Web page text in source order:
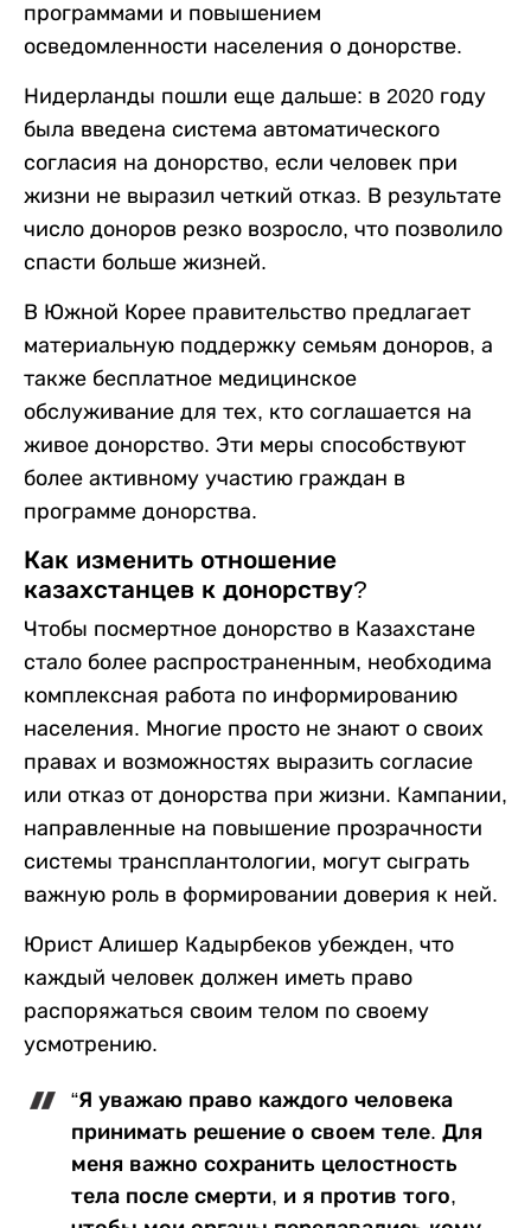
программами и повышением
осведомленности населения о донорстве.
Нидерланды пошли еще дальше: в 2020 году
была введена система автоматического
согласия на донорство, если человек при
жизни не выразил четкий отказ. В результате
число доноров резко возросло, что позволило
спасти больше жизней.
В Южной Корее правительство предлагает
материальную поддержку семьям доноров, а
также бесплатное медицинское
обслуживание для тех, кто соглашается на
живое донорство. Эти меры способствуют
более активному участию граждан в
программе донорства.
Как изменить отношение
казахстанцев к донорству?
Чтобы посмертное донорство в Казахстане
стало более распространенным, необходима
комплексная работа по информированию
населения. Многие просто не знают о своих
правах и возможностях выразить согласие
или отказ от донорства при жизни. Кампании,
направленные на повышение прозрачности
системы трансплантологии, могут сыграть
важную роль в формировании доверия к ней.
Юрист Алишер Кадырбеков убежден, что
каждый человек должен иметь право
распоряжаться своим телом по своему
усмотрению.
“Я уважаю право каждого человека
принимать решение о своем теле. Для
меня важно сохранить целостность
тела после смерти, и я против того,